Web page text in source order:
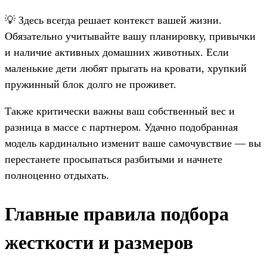
💡 Здесь всегда решает контекст вашей жизни.
Обязательно учитывайте вашу планировку, привычки
и наличие активных домашних животных. Если
маленькие дети любят прыгать на кровати, хрупкий
пружинный блок долго не проживет.
Также критически важны ваш собственный вес и
разница в массе с партнером. Удачно подобранная
модель кардинально изменит ваше самочувствие — вы
перестанете просыпаться разбитыми и начнете
полноценно отдыхать.
Главные правила подбора
жесткости и размеров